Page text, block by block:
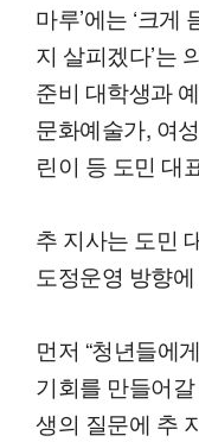
마루’에는 ‘크
지 살피겠다’는
준비 대학생과
문화예술가, 여
린이 등 도민 대
추 지사는 도민
도정운영 방향
먼저 “청년들에
기회를 만들어
생의 질문에 추